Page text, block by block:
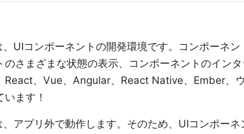
、UIコンポーネントの開発環境です。コンポーネ
のさまざまな状態の表示、コンポーネントのイン
React、Vue、Angular、React Native、Ember、
ます！
アプリ外で動作します。そのため、UIコンポーネ